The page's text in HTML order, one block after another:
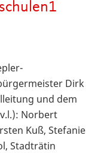
Dirk
und dem
Norbert
Kuß, Stefanie
Stadträtin